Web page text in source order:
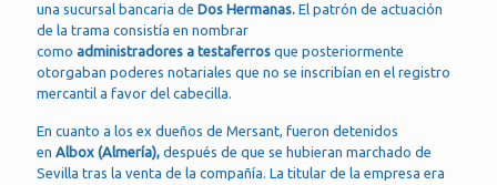
una sucursal bancaria de Dos Hermanas. El patrón de actuación
de la trama consistía en nombrar
como administradores a testaferros que posteriormente
otorgaban poderes notariales que no se inscribían en el registro
mercantil a favor del cabecilla.
En cuanto a los ex dueños de Mersant, fueron detenidos
en Albox (Almería), después de que se hubieran marchado de
Sevilla tras la venta de la compañía. La titular de la empresa era